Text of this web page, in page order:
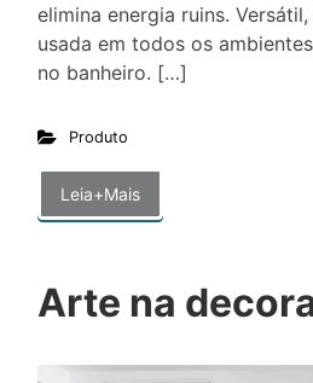
elimina energia ruins.
usada em todos os
no banheiro. […]
Produto
Leia+Mais
Arte na